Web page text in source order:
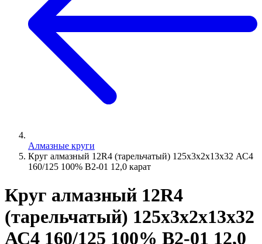
Алмазные круги
Круг алмазный 12R4 (тарельчатый) 125х3х2х13х32 АС4
160/125 100% В2-01 12,0 карат
Круг алмазный 12R4
(тарельчатый) 125х3х2х13х32
АС4 160/125 100% В2-01 12,0